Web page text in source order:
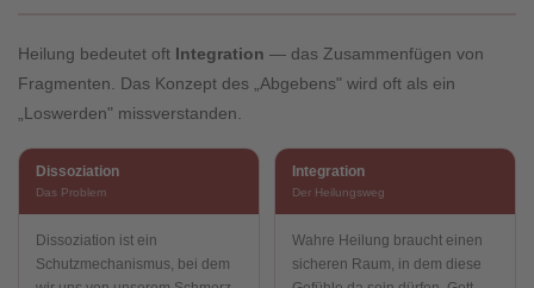
Heilung bedeutet oft Integration — das Zusammenfügen von
Fragmenten. Das Konzept des „Abgebens" wird oft als ein
„Loswerden" missverstanden.
Dissoziation
Das Problem
Dissoziation ist ein
Schutzmechanismus, bei dem
Integration
Der Heilungsweg
Wahre Heilung braucht einen
sicheren Raum, in dem diese